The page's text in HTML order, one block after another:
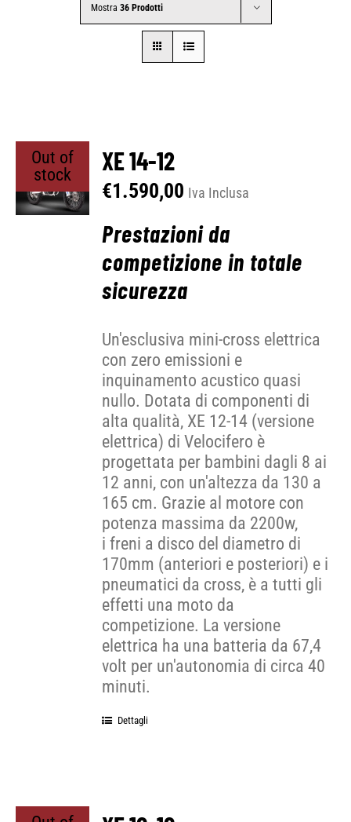
CONTATTI
ACCOUNT
CARRELLO
Mostra 36 Prodotti
Out of
stock
XE 14-12
€1.590,00 Iva Inclusa
Prestazioni da
competizione in totale
sicurezza
Un'esclusiva mini-cross elettrica
con zero emissioni e
inquinamento acustico quasi
nullo. Dotata di componenti di
alta qualità, XE 12-14 (versione
elettrica) di Velocifero è
progettata per bambini dagli 8 ai
12 anni, con un'altezza da 130 a
165 cm. Grazie al motore con
potenza massima da 2200w,
i freni a disco del diametro di
170mm (anteriori e posteriori) e i
pneumatici da cross, è a tutti gli
effetti una moto da
competizione. La versione
elettrica ha una batteria da 67,4
volt per un'autonomia di circa 40
minuti.
Dettagli